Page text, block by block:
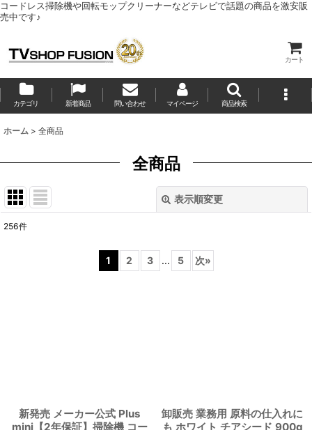
コードレス掃除機や回転モップクリーナーなどテレビで話題の商品を激安販
売中です♪
カート
カテゴリ 新着商品 問い合わせ マイページ 商品検索
ホーム > 全商品
全商品
表示順変更
256件
1 2 3 ... 5 次»
新発売 メーカー公式 Plus
mini【2年保証】掃除機 コー
卸販売 業務用 原料の仕入れに
も ホワイト チアシード 900g